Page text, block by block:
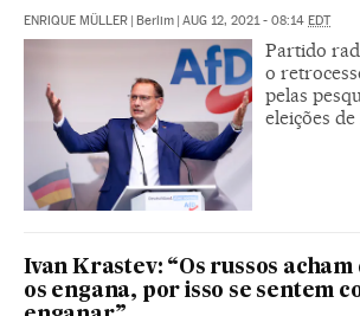
ENRIQUE MÜLLER | Berlim | AUG 12, 2021 - 08:14 EDT
Partido
o
pelas
eleições
Ivan Krastev: “Os russos acham
os engana, por isso se sentem